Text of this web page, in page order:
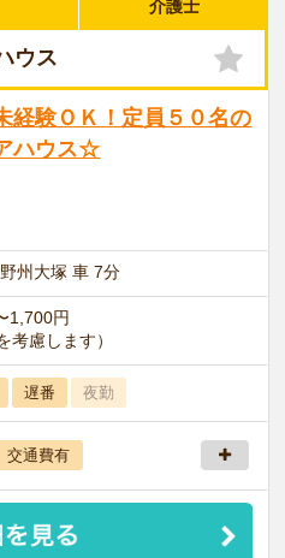
介護士
ウス
経験ＯＫ！定員５０名の
ハウス☆
州大塚 車 7分
1,700円
考慮します）
遅番 夜勤
交通費有